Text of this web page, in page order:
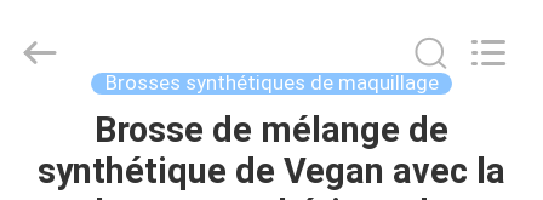
MAISON
Chanmy
Cosmetics
Brosses synthétiques de maquillage
Brosse de mélange de
synthétique de Vegan avec la